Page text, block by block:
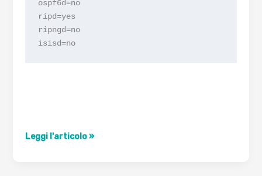
ospf6d=no
ripd=yes
ripngd=no
isisd=no
Usare
Leggi l'articolo »